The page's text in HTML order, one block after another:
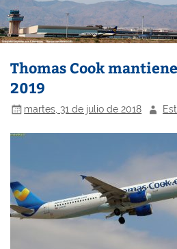
Thomas Cook
2019
martes, 31 de julio de 2018